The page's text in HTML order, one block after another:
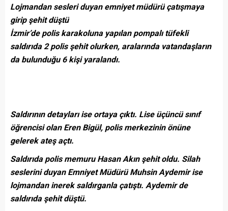
Lojmandan sesleri duyan emniyet müdürü çatışmaya
girip şehit düştü
İzmir’de polis karakoluna yapılan pompalı tüfekli
saldırıda 2 polis şehit olurken, aralarında vatandaşların
da bulunduğu 6 kişi yaralandı.
Saldırının detayları ise ortaya çıktı. Lise üçüncü sınıf
öğrencisi olan Eren Bigül, polis merkezinin önüne
gelerek ateş açtı.
Saldırıda polis memuru Hasan Akın şehit oldu. Silah
seslerini duyan Emniyet Müdürü Muhsin Aydemir ise
lojmandan inerek saldırganla çatıştı. Aydemir de
saldırıda şehit düştü.